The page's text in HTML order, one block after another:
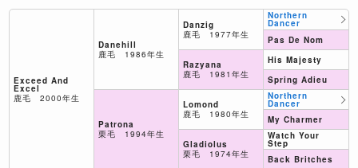
Exceed And
Excel
鹿毛 2000年生
Danehill
鹿毛 1986年生
Patrona
栗毛 1994年生
Danzig
鹿毛 1977年生
Razyana
鹿毛 1981年生
Lomond
鹿毛 1980年生
Gladiolus
栗毛 1974年生
Northern
Dancer
Pas De Nom
His Majesty
Spring Adieu
Northern
Dancer
My Charmer
Watch Your
Step
Back Britches